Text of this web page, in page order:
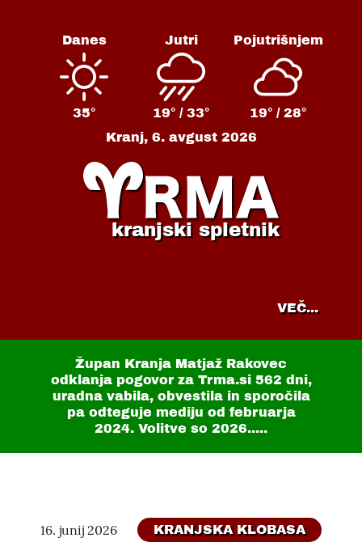
Danes
35°
Jutri
19° / 33°
Pojutrišnjem
19° / 28°
Kranj, 6. avgust 2026
kranjski spletnik
VEČ...
Župan Kranja Matjaž Rakovec
odklanja pogovor za Trma.si 562 dni,
uradna vabila, obvestila in sporočila
pa odteguje mediju od februarja
2024. Volitve so 2026.....
16. junij 2026 KRANJSKA KLOBASA